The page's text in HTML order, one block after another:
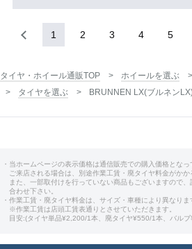
1 2 3 4 5
タイヤ・ホイール通販TOP ホイールを選ぶ
タイヤを選ぶ
BRUNNEN LX(ブルネン
・当ホームページの表示価格は通信販売での購入価格となっ
ご来店される場合は、別途作業工賃・廃タイヤ料金がかか
また、一部取付けを行っていない商品もございますので
合わせ下さい。
・作業工賃・廃タイヤ料金は、サイズ・車種により異なりま
※作業工賃は店頭工賃表通りとさせていただきます。
目安:(タイヤ単品¥2,200/1本、廃タイヤ¥550/1本、バル